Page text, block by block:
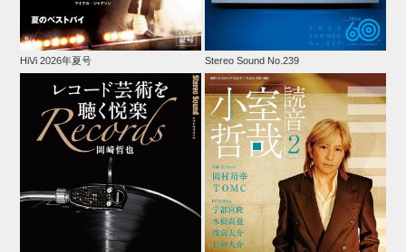
HiVi 2026年夏号 Stereo Sound No.239